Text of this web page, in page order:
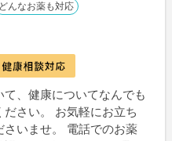
どんなお薬も対応
て、健康についてなんでも
ださい。 お気軽にお立ち
さいませ。 電話でのお薬